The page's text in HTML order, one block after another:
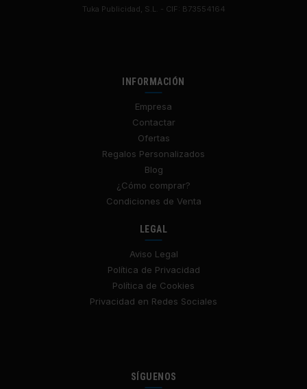
Tuka Publicidad, S.L. - CIF: B73554164
INFORMACIÓN
Empresa
Contactar
Ofertas
Regalos Personalizados
Blog
¿Cómo comprar?
Condiciones de Venta
LEGAL
Aviso Legal
Política de Privacidad
Política de Cookies
Privacidad en Redes Sociales
SÍGUENOS